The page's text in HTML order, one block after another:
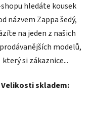
hledáte kousek
názvem Zappa šedý,
na jeden z našich
modelů,
který si zákaznice...
Velikosti skladem: